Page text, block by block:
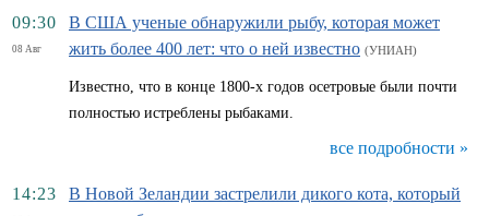
09:30
08 Авг
В США ученые обнаружили рыбу, которая может
жить более 400 лет: что о ней известно (УНИАН)
Известно, что в конце 1800-х годов осетровые были почти
полностью истреблены рыбаками.
все подробности »
14:23
В Новой Зеландии застрелили дикого кота, который